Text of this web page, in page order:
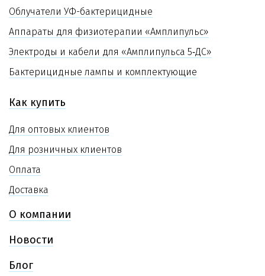
Облучатели УФ-бактерицидные
Аппараты для физиотерапии «Амплипульс»
Электроды и кабели для «Амплипульса 5‑ДС»
Бактерицидные лампы и комплектующие
Как купить
Для оптовых клиентов
Для розничных клиентов
Оплата
Доставка
О компании
Новости
Блог